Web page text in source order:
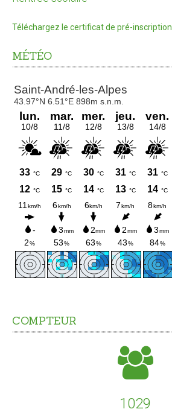
CONTACTS
Téléchargez le certificat de pré-inscription
MÉTÉO
COMPTEUR
1029